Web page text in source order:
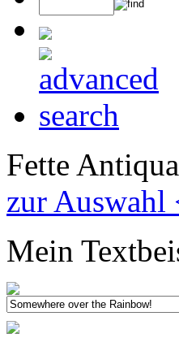
Fette
zur Auswahl
Mein